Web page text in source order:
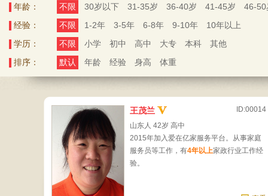
年龄：
不限 30岁以下 31-35岁 36-40岁 41-45岁
46-50
经验：
不限 1-2年 3-5年 6-8年 9-10年
10年以上
学历：
不限 小学 初中 高中 大专 本科
其他
排序：
默认 年龄 经验 身高 体重
王茂兰
ID:00014
山东人 42岁 高中
2015年加入爱在亿家服务平台。从事家庭
服务员等工作，有4年以上家政行业工作经
验。